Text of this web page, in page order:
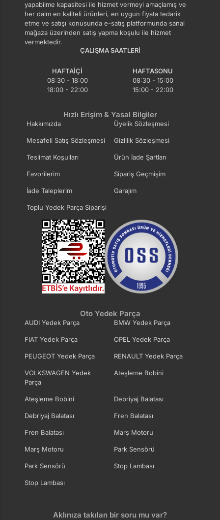
yapabilme kapasitesi ile hizmet vermeyi amaçlamış ve
her daim en kaliteli ürünleri, en uygun fiyata tedarik
etme ve satışı konusunda e-satış platformunda sanal
mağaza üzerinden satış yapma koşulu ile hizmet
vermektedir.
ÇALIŞMA SAATLERI
HAFTAIÇI
08:30 - 18:00
18:00 - 22:00
HAFTASONU
08:30 - 15:00
15:00 - 22:00
Hızlı Erişim & Yasal Bilgiler
Hakkımızda Üyelik Sözleşmesi
Mesafeli Satış Sözleşmesi Gizlilik Sözleşmesi
Teslimat Koşulları Ürün İade Şartları
Favorilerim Sipariş Geçmişim
İade Taleplerim Garajım
Toplu Yedek Parça Siparişi
Oto Yedek Parça
AUDI Yedek Parça BMW Yedek Parça
FIAT Yedek Parça OPEL Yedek Parça
PEUGEOT Yedek Parça RENAULT Yedek Parça
VOLKSWAGEN Yedek
Parça
Ateşleme Bobini
Ateşleme Bobini Debriyaj Balatası
Debriyaj Balatası Fren Balatası
Fren Balatası Marş Motoru
Marş Motoru Park Sensörü
Park Sensörü Stop Lambası
Stop Lambası
Aklınıza takılan bir soru mu var?